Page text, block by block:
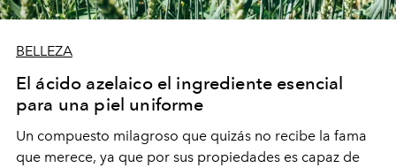
BELLEZA
El ácido azelaico el ingrediente esencial
para una piel uniforme
Un compuesto milagroso que quizás no recibe la fama
que merece, ya que por sus propiedades es capaz de